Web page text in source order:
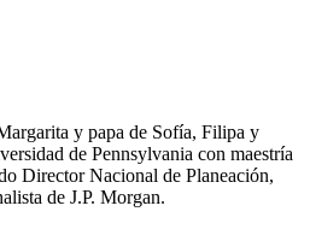
y papa de Sofía, Filipa y
de Pennsylvania con maestría
Director Nacional de Planeación,
de J.P. Morgan.